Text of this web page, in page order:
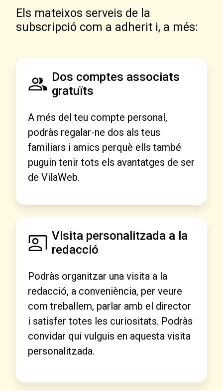
Els mateixos serveis de la
subscripció com a adherit i, a més:
Dos comptes associats
gratuïts
A més del teu compte personal,
podràs regalar-ne dos als teus
familiars i amics perquè ells també
puguin tenir tots els avantatges de ser
de VilaWeb.
Visita personalitzada a la
redacció
Podràs organitzar una visita a la
redacció, a conveniència, per veure
com treballem, parlar amb el director
i satisfer totes les curiositats. Podràs
convidar qui vulguis en aquesta visita
personalitzada.